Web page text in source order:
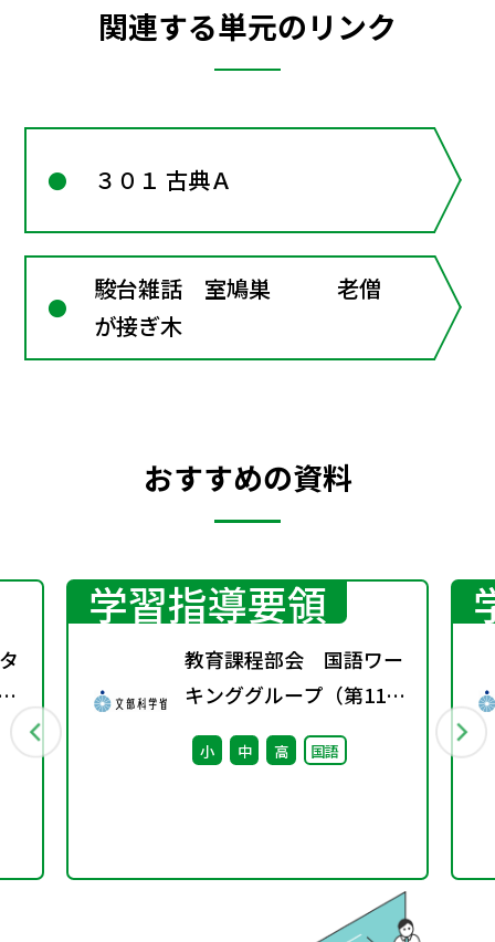
関連する単元のリンク
３０１ 古典Ａ
駿台雑話 室鳩巣 老僧
が接ぎ木
おすすめの資料
学習指導要領
教育課程部会 国語ワー
キンググループ（第11
回） 配付資料
小 中 高 国語